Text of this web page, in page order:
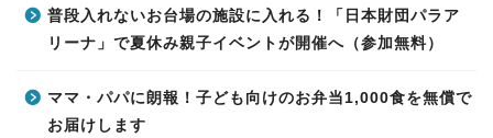
普段入れないお台場の施設に入れる！「日本財団パラア
リーナ」で夏休み親子イベントが開催へ（参加無料）
ママ・パパに朗報！子ども向けのお弁当1,000食を無償で
お届けします